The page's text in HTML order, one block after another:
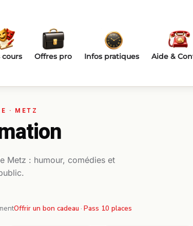
cours Offres pro Infos pratiques Aide &
Metz : humour, comédies et
Offrir un bon cadeau · Pass 10 places